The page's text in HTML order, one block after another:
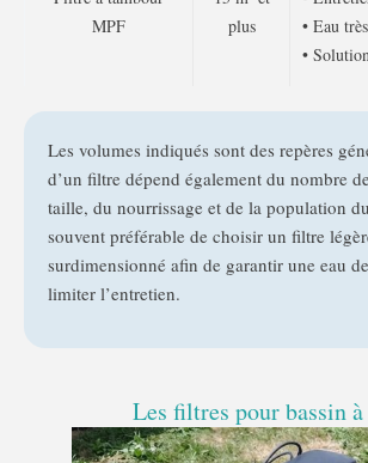
MPF
plus
• Eau
•
Les volumes indiqués sont des repères
d’un filtre dépend également du nombre
taille, du nourrissage et de la population
souvent préférable de choisir un filtre
surdimensionné afin de garantir une eau
limiter l’entretien.
Les filtres pour bassin